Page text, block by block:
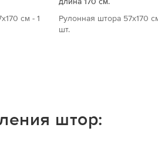
см - 1
Рулонная штора 57х170
шт.
штор: